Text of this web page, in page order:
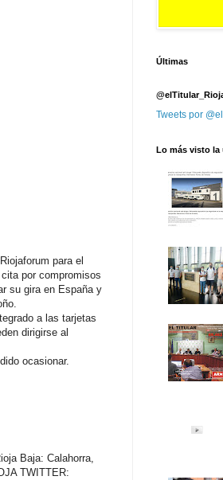
para el
por compromisos
su gira en España y
a las tarjetas
dirigirse al
ocasionar.
Baja: Calahorra,
TWITTER:
Últimas
Tweets por
Lo más visto la